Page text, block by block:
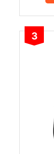
3